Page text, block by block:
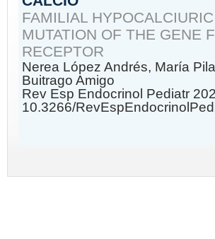
FAMILIAL
MUTATION OF THE GENE
RECEPTOR
Nerea López Andrés, María
Buitrago Amigo
Rev Esp Endocrinol Pediatr
10.3266/